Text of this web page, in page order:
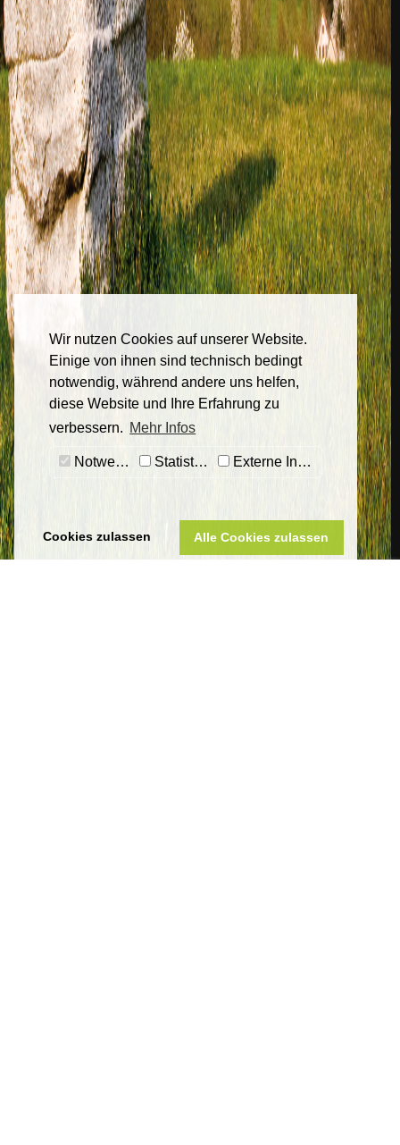
Wir nutzen Cookies auf unserer Website.
Einige von ihnen sind technisch bedingt
notwendig, während andere uns helfen,
diese Website und Ihre Erfahrung zu
verbessern. Mehr Infos
Notwendig Statistiken Externe Inhalte
Cookies zulassen Alle Cookies zulassen